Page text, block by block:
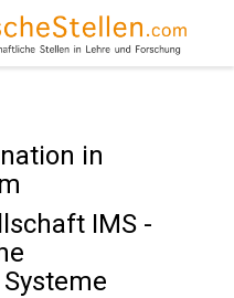
in
IMS -